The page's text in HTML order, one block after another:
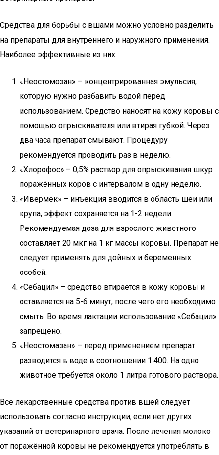
Средства для борьбы с вшами можно условно разделить
на препараты для внутреннего и наружного применения.
Наиболее эффективные из них:
«Неостомозан» – концентрированная эмульсия,
которую нужно разбавить водой перед
использованием. Средство наносят на кожу коровы с
помощью опрыскивателя или втирая губкой. Через
два часа препарат смывают. Процедуру
рекомендуется проводить раз в неделю.
«Хлорофос» – 0,5% раствор для опрыскивания шкур
поражённых коров с интервалом в одну неделю.
«Ивермек» – инъекция вводится в область шеи или
крупа, эффект сохраняется на 1-2 недели.
Рекомендуемая доза для взрослого животного
составляет 20 мкг на 1 кг массы коровы. Препарат не
следует применять для дойных и беременных
особей.
«Себацил» – средство втирается в кожу коровы и
оставляется на 5-6 минут, после чего его необходимо
смыть. Во время лактации использование «Себацил»
запрещено.
«Неостомазан» – перед применением препарат
разводится в воде в соотношении 1:400. На одно
животное требуется около 1 литра готового раствора.
Все лекарственные средства против вшей следует
использовать согласно инструкции, если нет других
указаний от ветеринарного врача. После лечения молоко
от поражённой коровы не рекомендуется употреблять в